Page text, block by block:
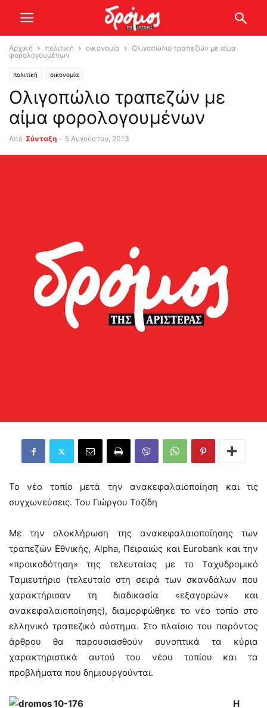
Αρχική πολιτική οικονομία
Ολιγοπώλιο τραπεζών με αίμα
φορολογουμένων
πολιτική οικονομία
Ολιγοπώλιο τραπεζών με
αίμα φορολογουμένων
Από Σύνταξη - 5 Αυγούστου, 2013
Το νέο τοπίο μετά την ανακεφαλαιοποίηση και τις
συγχωνεύσεις. Του Γιώργου Τοζίδη
Με την ολοκλήρωση της ανακεφαλαιοποίησης των
τραπεζών Εθνικής, Alpha, Πειραιώς και Eurobank και την
«προικοδότηση» της τελευταίας με το Ταχυδρομικό
Ταμιευτήριο (τελευταίο στη σειρά των σκανδάλων που
χαρακτήρισαν τη διαδικασία «εξαγορών» και
ανακεφαλαιοποίησης), διαμορφώθηκε το νέο τοπίο στο
ελληνικό τραπεζικό σύστημα. Στο πλαίσιο του παρόντος
άρθρου θα παρουσιασθούν συνοπτικά τα κύρια
χαρακτηριστικά αυτού του νέου τοπίου και τα
προβλήματα που δημιουργούνται.
Η